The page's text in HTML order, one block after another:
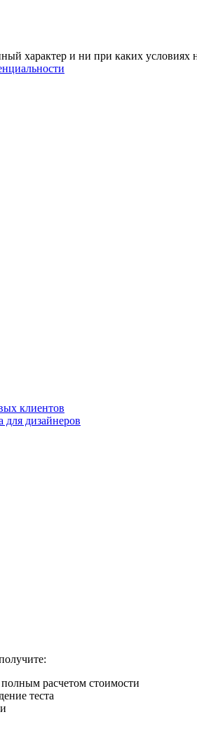
характер и ни при каких условиях
клиентов
для дизайнеров
расчетом стоимости
теста